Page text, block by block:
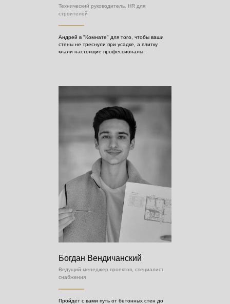
Технический руководитель, HR для
строителей
Андрей в "Комнате" для того, чтобы ваши
стены не треснули при усадке, а плитку
клали настоящие профессионалы.
Богдан Вендичанский
Ведущий менеджер проектов, специалист
снабжения
Пройдет с вами путь от бетонных стен до